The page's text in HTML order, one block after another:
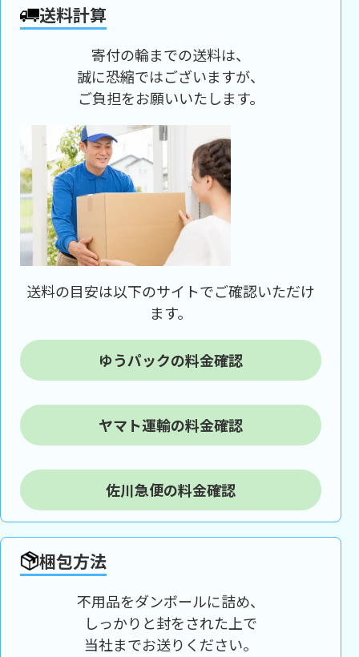
送料計算
寄付の輪までの送料は、
誠に恐縮ではございますが、
ご負担をお願いいたします。
送料の目安は以下のサイトでご確認いただけ
ます。
ゆうパックの料金確認
ヤマト運輸の料金確認
佐川急便の料金確認
梱包方法
不用品をダンボールに詰め、
しっかりと封をされた上で
当社までお送りください。